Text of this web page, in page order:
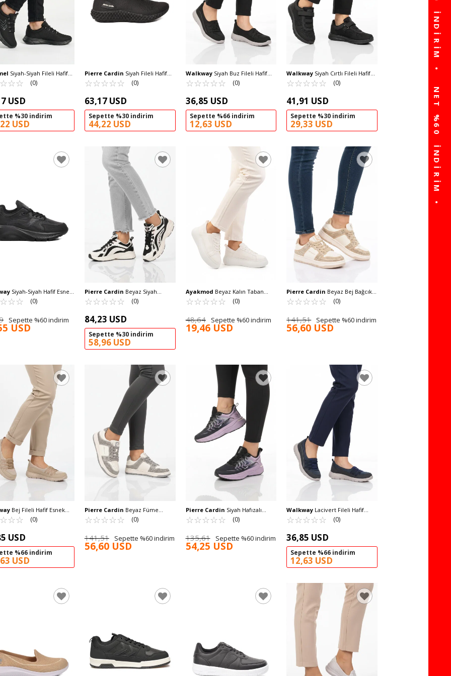
Siyah-Siyah Fileli Hafif
Unisex Spor Ayakkabı
Hml Tyro II
☆☆☆
★★★ (0)
USD
%30 indirim
USD
Pierre Cardin Siyah Fileli Hafif
Kolay Giyilebilir Unisex Spor
Ayakkabı PC-32711 G
☆☆☆☆☆
★★★★★ (0)
63,17 USD
Sepette %30 indirim
44,22 USD
WalkwaySiyah Buz Fileli Hafif
Esnek Kadın Günlük Yürüyüş ve
Spor Ayakkabı Bst-1009 G
☆☆☆☆☆
★★★★★ (0)
36,85 USD
Sepette %66 indirim
12,63 USD
Walkway Siyah Cırtlı Fileli Hafif
Hava Alabilen Unisex Spor
Ayakkabı 616 G
☆☆☆☆☆
★★★★★ (0)
41,91 USD
Sepette %30 indirim
29,33 USD
Siyah-Siyah Hafif Esnek
Spor Ayakkabı Trier G
☆☆☆
★★★ (0)
Sepette %60 indirim
USD
Pierre Cardin Beyaz Siyah
Hafızalı Taban Fileli Hafif Kadın
Spor Ayakkabı PCI-11369 G
☆☆☆☆☆
★★★★★ (0)
84,23 USD
Sepette %30 indirim
58,96 USD
Ayakmod Beyaz Kalın Taban
Bağcıklı Unisex Spor Ayakkabı OZ-
03 Z
☆☆☆☆☆
★★★★★ (0)
48,64 Sepette %60 indirim
19,46 USD
Pierre Cardin Beyaz Bej Bağcıklı
Taş İşlemeli Hafif Kadın Sneaker
PCI-11505 G
☆☆☆☆☆
★★★★★ (0)
141,51 Sepette %60 indirim
56,60 USD
Bej Fileli Hafif Esnek
Günlük Yürüyüş ve Spor
Bst-1009 G
☆☆☆
★★★ (0)
USD
%66 indirim
USD
Pierre Cardin Beyaz Füme
Bağcıklı Taş İşlemeli Hafif Kadın
Sneaker PCI-11505 G
☆☆☆☆☆
★★★★★ (0)
141,51 Sepette %60 indirim
56,60 USD
Pierre Cardin Siyah Hafızalı
Taban Hafif Esnek Bağcıklı Kadın
Spor Ayakkabı PCI-11606 G
☆☆☆☆☆
★★★★★ (0)
135,61 Sepette %60 indirim
54,25 USD
Walkway Lacivert Fileli Hafif
Esnek Kadın Günlük Yürüyüş ve
Spor Ayakkabı Bst-1009 G
☆☆☆☆☆
★★★★★ (0)
36,85 USD
Sepette %66 indirim
12,63 USD